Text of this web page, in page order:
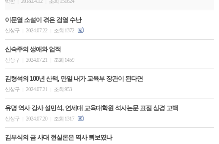
이문열 소설이 겪은 검열 수난
신상구 2024.07.22 조회 1372
신숙주의 생애와 업적
신상구 2024.07.21 조회 1459
김형석의 100년 산책, 만일 내가 교육부 장관이 된다면
신상구 2024.07.21 조회 953
유명 역사 강사 설민석, 연세대 교육대학원 석사논문 표절 심경 고백
신상구 2024.07.20 조회 1317
김부식의 금 사대 현실론은 역사 퇴보였나